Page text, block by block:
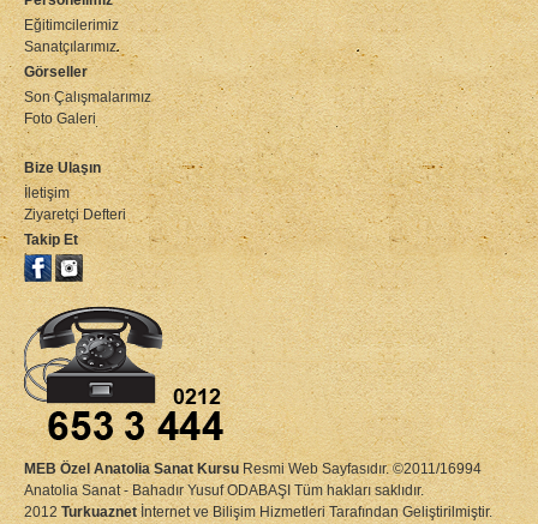
Eğitimcilerimiz
Sanatçılarımız
Görseller
Son Çalışmalarımız
Foto Galeri
Bize Ulaşın
İletişim
Ziyaretçi Defteri
Takip Et
MEB Özel Anatolia Sanat Kursu Resmi Web Sayfasıdır. ©2011/16994
Anatolia Sanat - Bahadır Yusuf ODABAŞI Tüm hakları saklıdır.
2012 Turkuaznetİnternet ve Bilişim HizmetleriTarafından Geliştirilmiştir.